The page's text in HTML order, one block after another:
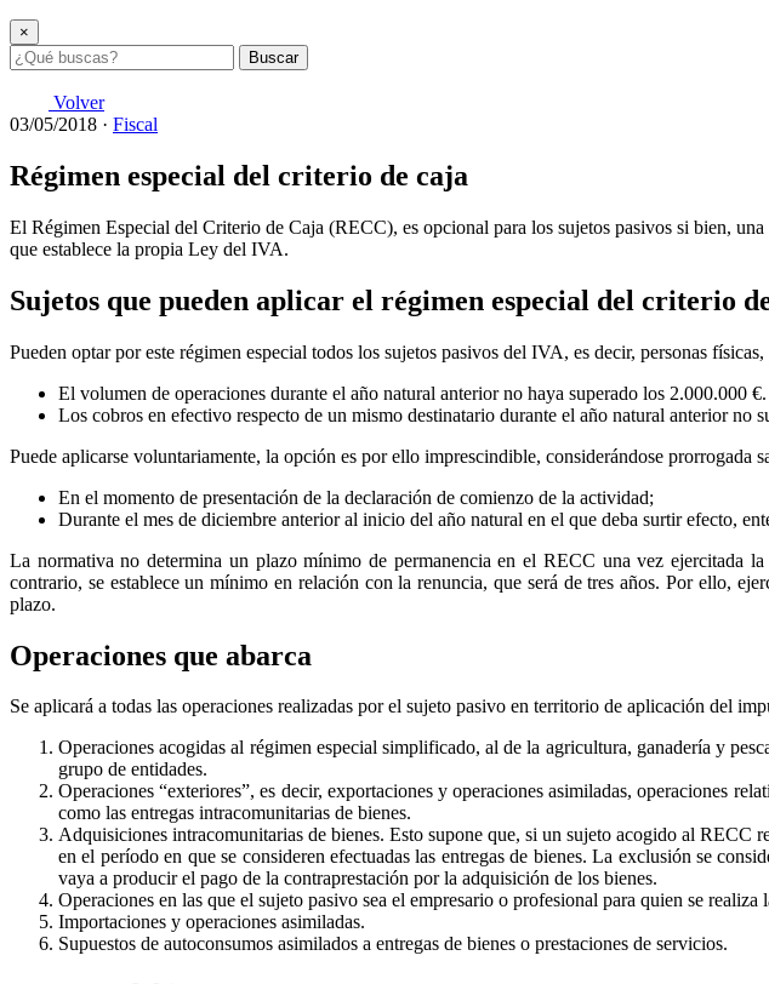
×
Buscar
Volver
03/05/2018 · Fiscal
Régimen especial del criterio de caja
El Régimen Especial del Criterio de Caja (RECC), es opcional para los sujetos pasivos si bien,
que establece la propia Ley del IVA.
Sujetos que pueden aplicar el régimen especial del criterio
Pueden optar por este régimen especial todos los sujetos pasivos del IVA, es decir, personas
El volumen de operaciones durante el año natural anterior no haya superado los 2.000.000 €.
Los cobros en efectivo respecto de un mismo destinatario durante el año natural anterior no
Puede aplicarse voluntariamente, la opción es por ello imprescindible, considerándose
En el momento de presentación de la declaración de comienzo de la actividad;
Durante el mes de diciembre anterior al inicio del año natural en el que deba surtir efecto,
La normativa no determina un plazo mínimo de permanencia en el RECC una vez ejercitada
contrario, se establece un mínimo en relación con la renuncia, que será de tres años. Por ello,
plazo.
Operaciones que abarca
Se aplicará a todas las operaciones realizadas por el sujeto pasivo en territorio de aplicación del
Operaciones acogidas al régimen especial simplificado, al de la agricultura, ganadería y
grupo de entidades.
Operaciones “exteriores”, es decir, exportaciones y operaciones asimiladas, operaciones
como las entregas intracomunitarias de bienes.
Adquisiciones intracomunitarias de bienes. Esto supone que, si un sujeto acogido al RECC
en el período en que se consideren efectuadas las entregas de bienes. La exclusión se
vaya a producir el pago de la contraprestación por la adquisición de los bienes.
Operaciones en las que el sujeto pasivo sea el empresario o profesional para quien se
Importaciones y operaciones asimiladas.
Supuestos de autoconsumos asimilados a entregas de bienes o prestaciones de servicios.